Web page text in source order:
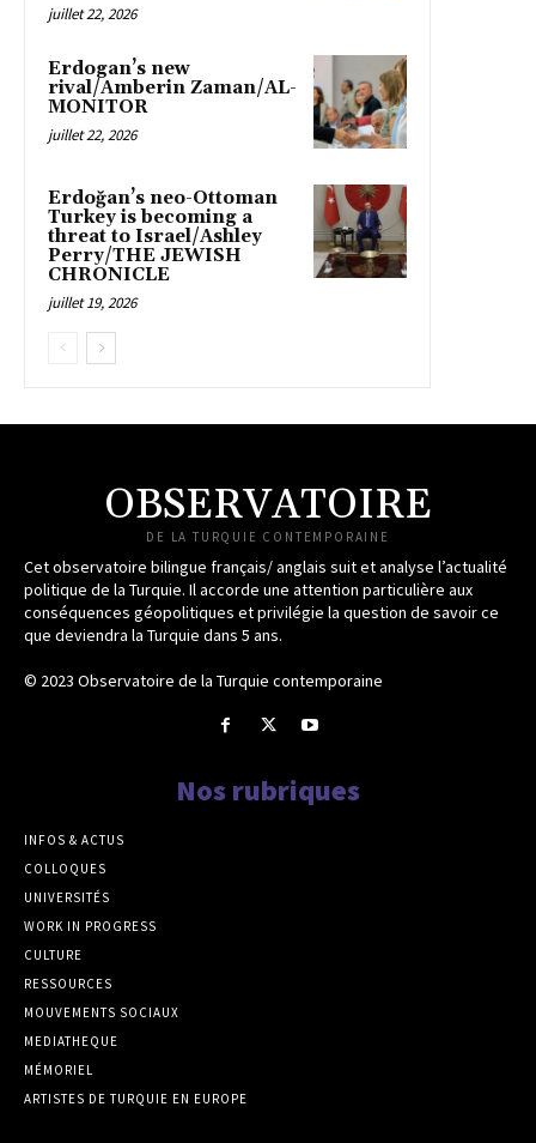
juillet 22, 2026
Erdogan’s new
rival/Amberin Zaman/AL-
MONITOR
juillet 22, 2026
Erdoğan’s neo-Ottoman
Turkey is becoming a
threat to Israel/Ashley
Perry/THE JEWISH
CHRONICLE
juillet 19, 2026
OBSERVATOIRE
DE LA TURQUIE CONTEMPORAINE
Cet observatoire bilingue français/ anglais suit et analyse l’actualité
politique de la Turquie. Il accorde une attention particulière aux
conséquences géopolitiques et privilégie la question de savoir ce
que deviendra la Turquie dans 5 ans.
© 2023 Observatoire de la Turquie contemporaine
Nos rubriques
INFOS & ACTUS
COLLOQUES
UNIVERSITÉS
WORK IN PROGRESS
CULTURE
RESSOURCES
MOUVEMENTS SOCIAUX
MEDIATHEQUE
MÉMORIEL
ARTISTES DE TURQUIE EN EUROPE